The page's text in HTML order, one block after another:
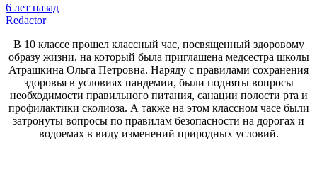
6 лет назад
Redactor
В 10 классе прошел классный час, посвященный здоровому
образу жизни, на который была приглашена медсестра школы
Атрашкина Ольга Петровна. Наряду с правилами сохранения
здоровья в условиях пандемии, были подняты вопросы
необходимости правильного питания, санации полости рта и
профилактики сколиоза. А также на этом классном часе были
затронуты вопросы по правилам безопасности на дорогах и
водоемах в виду изменений природных условий.